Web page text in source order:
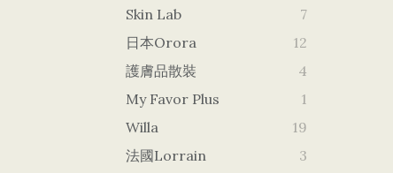
Skin Lab
7
日本orora
12
護膚品散裝
4
My Favor Plus
1
Willa
19
法國Lorrain
3